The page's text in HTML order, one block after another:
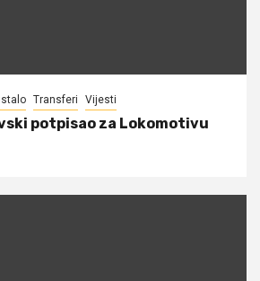
Transferi Vijesti
potpisao za Lokomotivu